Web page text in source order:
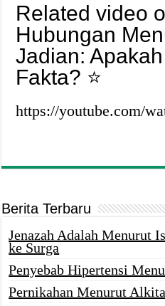
Related video
Hubungan
Jadian:
Fakta? ⭐️
https://youtube.com/
Berita Terbaru
Jenazah Adalah Menurut
ke Surga
Penyebab Hipertensi
Pernikahan Menurut